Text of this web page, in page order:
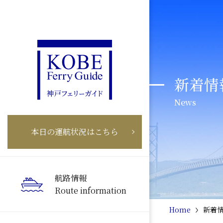
本日の運航状況はこちら
航路情報
Route information
新着
News
Home 新着